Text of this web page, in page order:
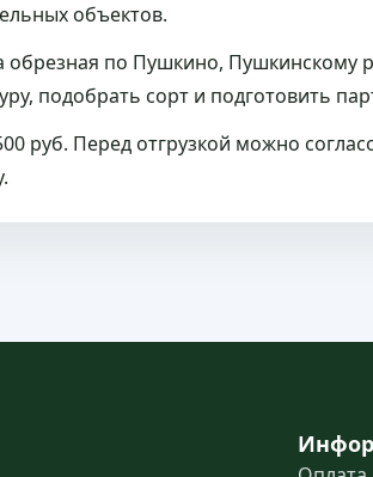
объектов.
обрезная по Пушкино,
подобрать сорт и подготовить
руб. Перед отгрузкой можно